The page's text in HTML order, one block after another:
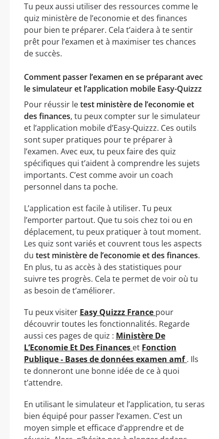
Tu peux aussi utiliser des ressources comme le
quiz ministère de l’economie et des finances
pour bien te préparer. Cela t’aidera à te sentir
prêt pour l’examen et à maximiser tes chances
de succès.
Comment passer l’examen en se préparant avec
le simulateur et l’application mobile Easy-Quizzz
Pour réussir letest ministère de l’economie et
des finances, tu peux compter sur le simulateur
et l’application mobile d’Easy-Quizzz. Ces outils
sont super pratiques pour te préparer à
l’examen. Avec eux, tu peux faire des quiz
spécifiques qui t’aident à comprendre les sujets
importants. C’est comme avoir un coach
personnel dans ta poche.
L’application est facile à utiliser. Tu peux
l’emporter partout. Que tu sois chez toi ou en
déplacement, tu peux pratiquer à tout moment.
Les quiz sont variés et couvrent tous les aspects
du test ministère de l’economie et des finances.
En plus, tu as accès à des statistiques pour
suivre tes progrès. Cela te permet de voir où tu
as besoin de t’améliorer.
Tu peux visiter Easy Quizzz France pour
découvrir toutes les fonctionnalités. Regarde
aussi ces pages de quiz : Ministère De
L’Economie Et Des Finances et Fonction
Publique - Bases de données examen amf. Ils
te donneront une bonne idée de ce à quoi
t’attendre.
En utilisant le simulateur et l’application, tu seras
bien équipé pour passer l’examen. C’est un
moyen simple et efficace d’apprendre et de